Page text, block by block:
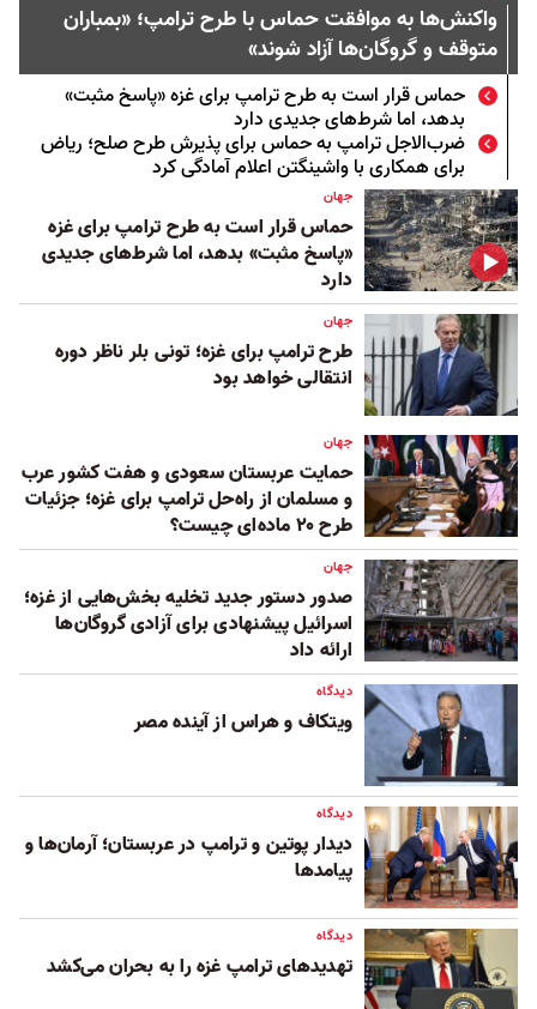
واکنش‌ها به موافقت حماس با طرح ترامپ؛ «بمباران
متوقف و گروگان‌ها آزاد شوند»
حماس قرار است به طرح ترامپ برای غزه «پاسخ مثبت»
بدهد، اما شرط‌های جدیدی دارد
ضرب‌الاجل ترامپ به حماس برای پذیرش طرح صلح؛ ریاض
برای همکاری با واشینگتن اعلام آمادگی کرد
جهان
حماس قرار است به طرح ترامپ برای غزه
«پاسخ مثبت» بدهد، اما شرط‌های جدیدی
دارد
جهان
طرح ترامپ برای غزه؛ تونی بلر ناظر دوره
انتقالی خواهد بود
جهان
حمایت عربستان سعودی و هفت کشور عرب
و مسلمان از راه‌حل ترامپ برای غزه؛ جزئیات
طرح ۲۰ ماده‌ای چیست؟
جهان
صدور دستور جدید تخلیه بخش‌هایی از غزه؛
اسرائیل پیشنهادی برای آزادی گروگان‌ها
ارائه داد
دیدگاه
ویتکاف و هراس از آینده مصر
دیدگاه
دیدار پوتین و ترامپ در عربستان؛ آرمان‌ها و
پیامدها
دیدگاه
تهدیدهای ترامپ غزه را به بحران می‌کشد